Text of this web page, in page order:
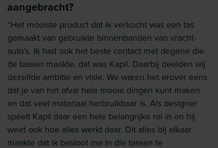
aangebracht?
“Het mooiste product dat ik verkocht was een tas
gemaakt van gebruikte binnenbanden van vracht-
auto’s. Ik had ook het beste contact met degene die
de tassen maakte, dat was Kapil. Daarbij deelden wij
dezelfde ambitie en visie. We waren het erover eens
dat je van het afval hele mooie dingen kunt maken
en dat veel materiaal herbruikbaar is. Als designer
speelt Kapil daar een hele belangrijke rol in en hij
weet ook hoe alles werkt daar. Dit alles bij elkaar
maakte dat ik besloot me in die tassen te